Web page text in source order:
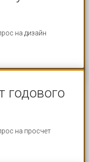
на дизайн
годового
на просчет